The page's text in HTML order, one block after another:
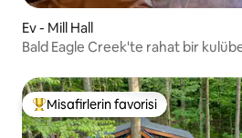
Ev - Mill Hall
Bald Eagle Creek'te rahat bir
Misafirlerin favorilerinden en
Misafirlerin favorisi